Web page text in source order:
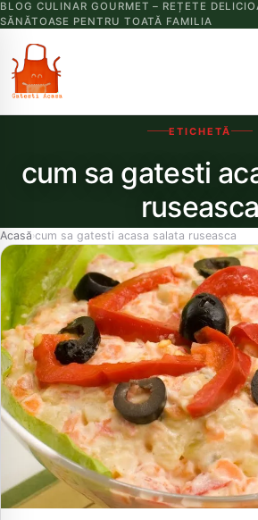
BLOG CULINAR GOURMET – REȚETE
SĂNĂTOASE PENTRU TOATĂ FAMILIA
ETICHETĂ
cum sa gatesti
ruseasca
Acasă›cum sa gatesti acasa salata ruseasca